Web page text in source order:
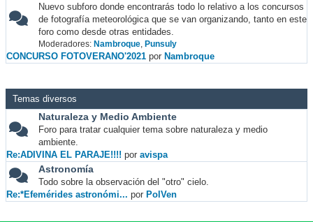
Nuevo subforo donde encontrarás todo lo relativo a los concursos
de fotografía meteorológica que se van organizando, tanto en este
foro como desde otras entidades.
Moderadores: Nambroque, Punsuly
CONCURSO FOTOVERANO'2021 por Nambroque
Temas diversos
Naturaleza y Medio Ambiente
Foro para tratar cualquier tema sobre naturaleza y medio
ambiente.
Re:ADIVINA EL PARAJE!!!! por avispa
Astronomía
Todo sobre la observación del "otro" cielo.
Re:*Efemérides astronómi... por PolVen